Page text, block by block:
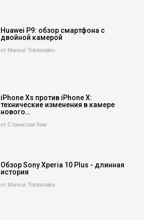
Huawei P9: обзор смартфона с
двойной камерой
от Mansur Toktonaliev
iPhone Xs против iPhone X:
технические изменения в камере
нового…
от Станислав Ким
Обзор Sony Xperia 10 Plus - длинная
история
от Mansur Toktonaliev